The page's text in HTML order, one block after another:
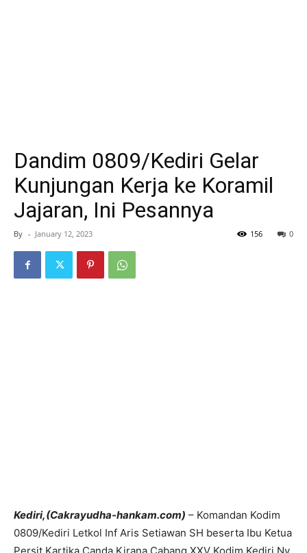
Dandim 0809/Kediri Gelar
Kunjungan Kerja ke Koramil
Jajaran, Ini Pesannya
By - January 12, 2023 0
156
Kediri,(Cakrayudha-hankam.com) – Komandan Kodim
0809/Kediri Letkol Inf Aris Setiawan SH beserta Ibu Ketua